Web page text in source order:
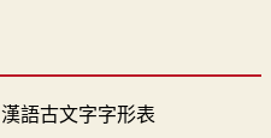
漢語古文字字形表